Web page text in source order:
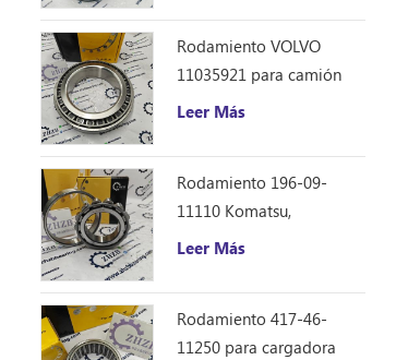
140B repuestos
Rodamiento VOLVO
11035921 para camión
volquete articulado
Leer Más
Rodamiento 196-09-
11110 Komatsu,
repuestos para
Leer Más
Rodamiento 417-46-
11250 para cargadora